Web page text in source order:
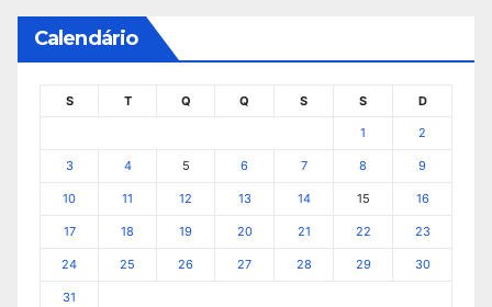
Calendário
S T Q Q S S D
1 2
3 4 5 6 7 8 9
10 11 12 13 14 15 16
17 18 19 20 21 22 23
24 25 26 27 28 29 30
31